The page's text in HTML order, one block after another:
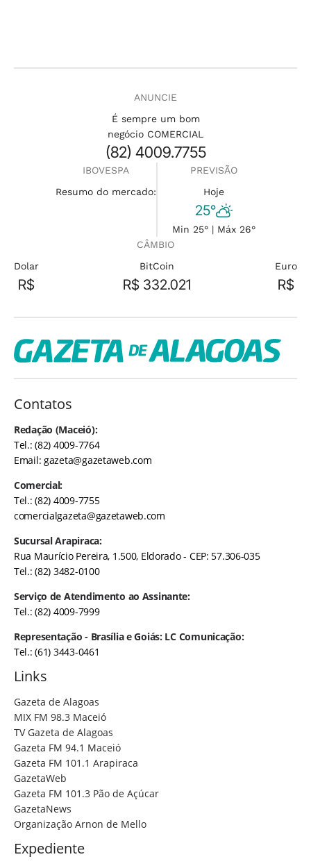
ANUNCIE
É sempre um bom
negócio COMERCIAL
(82) 4009.7755
IBOVESPA
Resumo do mercado:
PREVISÃO
Hoje
25°
Min 25° | Máx 26°
CÂMBIO
Dolar
R$
BitCoin
R$ 332.021
Euro
R$
Contatos
Redação (Maceió):
Tel.: (82) 4009-7764
Email:gazeta@gazetaweb.com
Comercial:
Tel.: (82) 4009-7755
comercialgazeta@gazetaweb.com
Sucursal Arapiraca:
Rua Maurício Pereira, 1.500, Eldorado - CEP: 57.306-035
Tel.: (82) 3482-0100
Serviço de Atendimento ao Assinante:
Tel.: (82) 4009-7999
Representação - Brasília e Goiás: LC Comunicação:
Tel.: (61) 3443-0461
Links
Gazeta de Alagoas
MIX FM 98.3 Maceió
TV Gazeta de Alagoas
Gazeta FM 94.1 Maceió
Gazeta FM 101.1 Arapiraca
GazetaWeb
Gazeta FM 101.3 Pão de Açúcar
GazetaNews
Organização Arnon de Mello
Expediente